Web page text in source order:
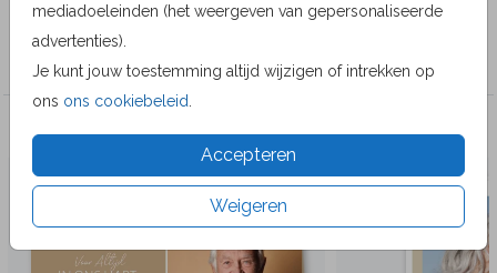
mediadoeleinden (het weergeven van gepersonaliseerde
advertenties).
Je kunt jouw toestemming altijd wijzigen of intrekken op
ons ons cookiebeleid
Accepteren
Weigeren
Collectie
Bedankkaarten
Veel gekozen producten